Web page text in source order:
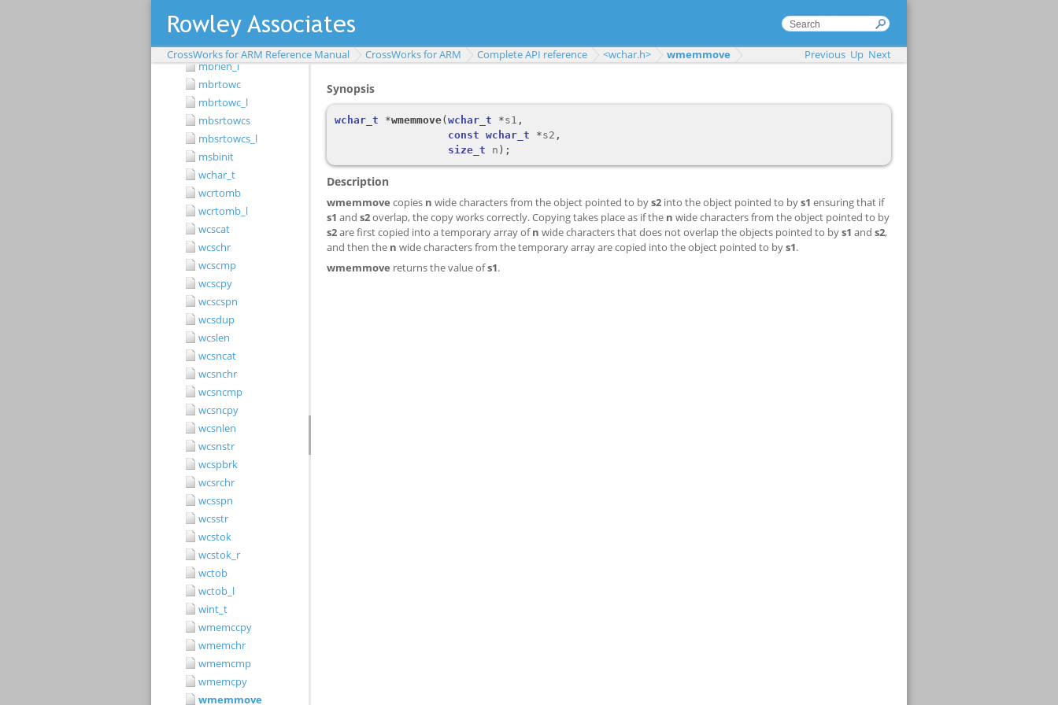
CrossWorks for ARM Reference Manual CrossWorks for ARM Complete API reference <wchar.h> wmemmove Previous Up Next
btowc
btowc_l
mbrlen
mbrlen_l
mbrtowc
mbrtowc_l
mbsrtowcs
mbsrtowcs_l
msbinit
wchar_t
wcrtomb
wcrtomb_l
wcscat
wcschr
wcscmp
wcscpy
wcscspn
wcsdup
wcslen
wcsncat
wcsnchr
wcsncmp
wcsncpy
wcsnlen
wcsnstr
wcspbrk
wcsrchr
wcsspn
wcsstr
wcstok
wcstok_r
wctob
wctob_l
wint_t
wmemccpy
wmemchr
wmemcmp
wmemcpy
wmemmove